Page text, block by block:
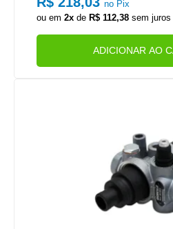
AS PARA CONEXOES M16/M22)
no Pix
ou em2x de R$ 112,38 sem juros
ADICIONAR AO